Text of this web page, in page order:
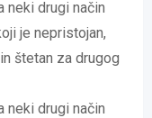
neki drugi način
je nepristojan,
štetan za drugog
neki drugi način